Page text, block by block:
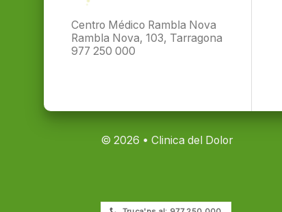
Centro Médico Rambla Nova
Rambla Nova, 103, Tarragona
977 250 000
© 2026 • Clinica del Dolor